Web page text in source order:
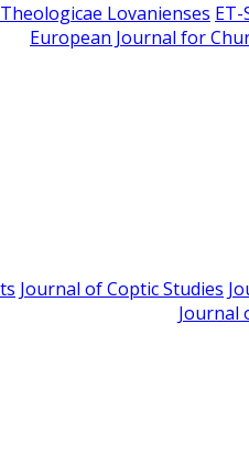
Lovanienses ET-
European Journal for
Journal of Coptic Studies
Journal